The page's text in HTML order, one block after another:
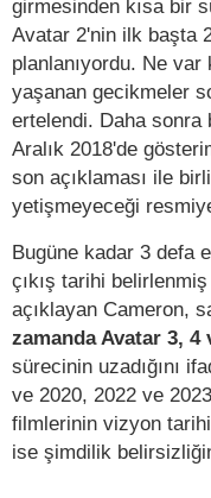
girmesinden kısa bir
Avatar 2'nin ilk başta
planlanıyordu. Ne var
yaşanan gecikmeler
ertelendi. Daha
Aralık 2018'de
son açıklaması ile
yetişmeyeceği
Bugüne kadar 3 defa
çıkış tarihi
açıklayan Cameron,
zamanda Avatar 3,
sürecinin uzadığını
ve 2020, 2022 ve
filmlerinin vizyon
ise şimdilik